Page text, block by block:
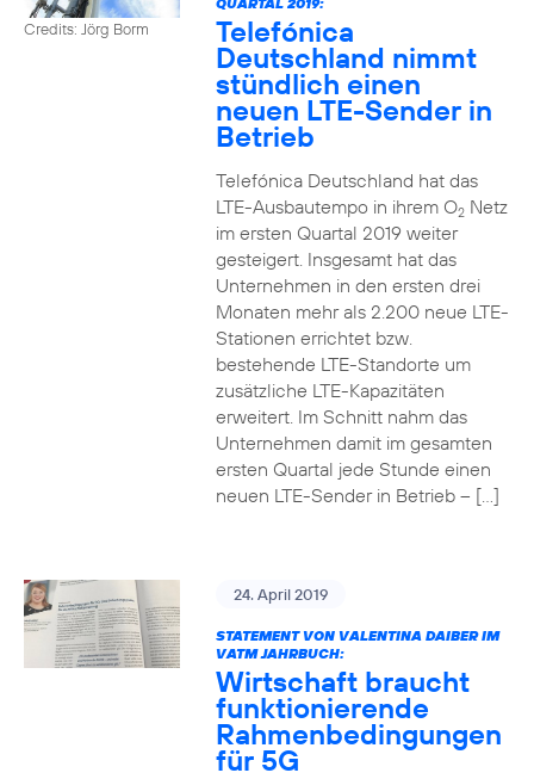
Credits: Jörg Borm Telefónica
Deutschland nimmt
stündlich einen
neuen LTE-Sender in
Betrieb
Telefónica Deutschland hat das
LTE-Ausbautempo in ihrem O2Netz
im ersten Quartal 2019 weiter
gesteigert. Insgesamt hat das
Unternehmen in den ersten drei
Monaten mehr als 2.200 neue LTE-
Stationen errichtet bzw.
bestehende LTE-Standorte um
zusätzliche LTE-Kapazitäten
erweitert. Im Schnitt nahm das
Unternehmen damit im gesamten
ersten Quartal jede Stunde einen
neuen LTE-Sender in Betrieb – […]
24. April 2019
STATEMENT VON VALENTINA DAIBER IM
VATM JAHRBUCH:
Wirtschaft braucht
funktionierende
Rahmenbedingungen
für 5G